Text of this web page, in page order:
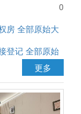
0
房 全部原始大
登记 全部原始
更多